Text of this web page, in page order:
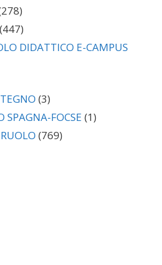
(447)
DIDATTICO E-CAMPUS
(3)
SPAGNA-FOCSE (1)
(769)